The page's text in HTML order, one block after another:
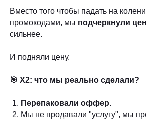
Вместо того чтобы падать на
промокодами, мы подчеркнули
сильнее.
И подняли цену.
🎯 Х2: что мы реально сделали?
Перепаковали оффер.
Мы не продавали "услугу", мы